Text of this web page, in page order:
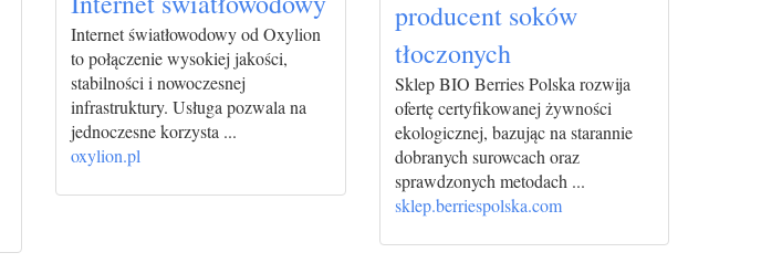
Internet światłowodowy od Oxylion
to połączenie wysokiej jakości,
stabilności i nowoczesnej
infrastruktury. Usługa pozwala na
jednoczesne korzysta ...
oxylion.pl
producent soków
tłoczonych
Sklep BIO Berries Polska rozwija
ofertę certyfikowanej żywności
ekologicznej, bazując na starannie
dobranych surowcach oraz
sprawdzonych metodach ...
sklep.berriespolska.com